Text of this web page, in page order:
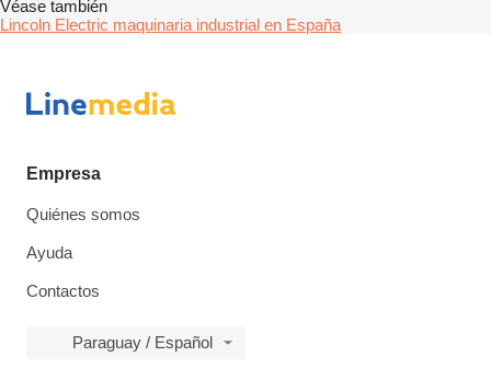
Véase también
Lincoln Electric maquinaria industrial en España
Empresa
Quiénes somos
Ayuda
Contactos
Paraguay / Español